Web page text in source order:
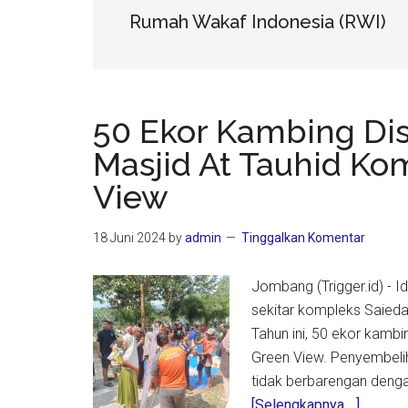
Rumah Wakaf Indonesia (RWI)
50 Ekor Kambing
Masjid At Tauhid
View
18 Juni 2024 byadmin Tinggalkan Komentar
Jombang (Trigger.id) -
sekitar kompleks
Tahun ini, 50 ekor
Green View.
tidak berbarengan